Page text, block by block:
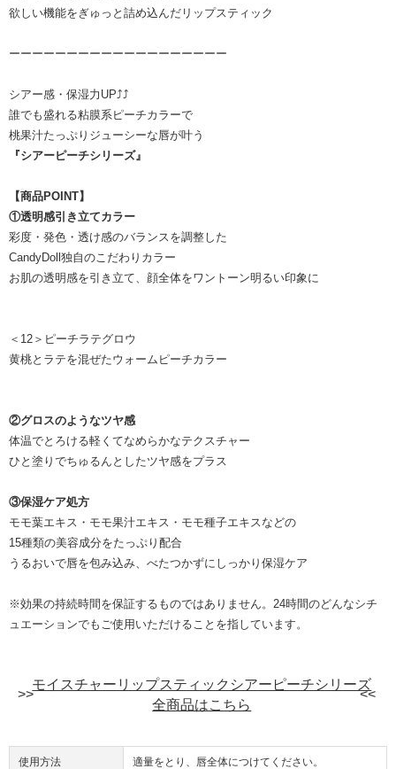
欲しい機能をぎゅっと詰め込んだリップスティック
ーーーーーーーーーーーーーーーーーーー
シアー感・保湿力UP⤴⤴
誰でも盛れる粘膜系ピーチカラーで
桃果汁たっぷりジューシーな唇が叶う
『シアーピーチシリーズ』
【商品POINT】
①透明感引き立てカラー
彩度・発色・透け感のバランスを調整した
CandyDoll独自のこだわりカラー
お肌の透明感を引き立て、顔全体をワントーン明るい印象に
＜12＞ピーチラテグロウ
黄桃とラテを混ぜたウォームピーチカラー
②グロスのようなツヤ感
体温でとろける軽くてなめらかなテクスチャー
ひと塗りでちゅるんとしたツヤ感をプラス
③保湿ケア処方
モモ葉エキス・モモ果汁エキス・モモ種子エキスなどの
15種類の美容成分をたっぷり配合
うるおいで唇を包み込み、べたつかずにしっかり保湿ケア
※効果の持続時間を保証するものではありません。24時間のどんなシチ
ュエーションでもご使用いただけることを指しています。
モイスチャーリップスティックシアーピーチシリーズ
全商品はこちら
使用方法 適量をとり、唇全体につけてください。